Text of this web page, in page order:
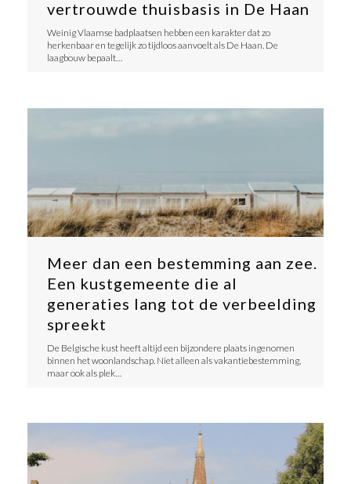
vertrouwde thuisbasis in De Haan
​Weinig Vlaamse badplaatsen hebben een karakter dat zo
herkenbaar en tegelijk zo tijdloos aanvoelt als De Haan. De
laagbouw bepaalt…
Meer dan een bestemming aan zee.
Een kustgemeente die al
generaties lang tot de verbeelding
spreekt
​De Belgische kust heeft altijd een bijzondere plaats ingenomen
binnen het woonlandschap. Niet alleen als vakantiebestemming,
maar ook als plek…